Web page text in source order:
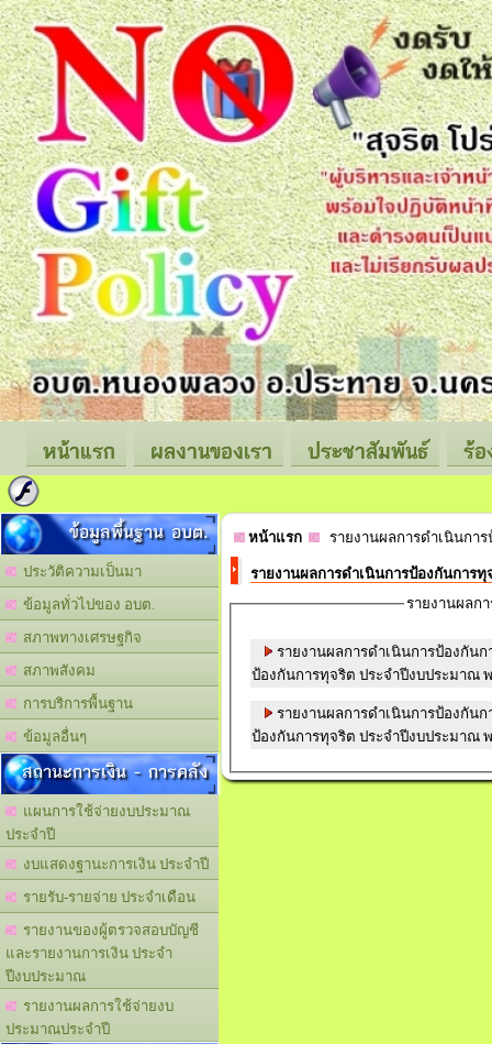
หน้าแรก ผลงานของเรา ประชาสัมพันธ์ ร้
ข้อมูลพื้นฐาน อบต.
ประวัติความเป็นมา
ข้อมูลทั่วไปของ อบต.
สภาพทางเศรษฐกิจ
สภาพสังคม
การบริการพื้นฐาน
ข้อมูลอื่นๆ
สถานะการเงิน - การคลัง
แผนการใช้จ่ายงบประมาณ
ประจำปี
งบแสดงฐานะการเงิน ประจำปี
รายรับ-รายจ่าย ประจำเดือน
รายงานของผู้ตรวจสอบบัญชี
และรายงานการเงิน ประจำ
ปีงบประมาณ
รายงานผลการใช้จ่ายงบ
ประมาณประจำปี
หน้าแรก รายงานผลการดำเนินกา
รายงานผลการดำเนินการป้องกันการทุ
รายงานผลก
รายงานผลการดำเนินการป้องกัน
ป้องกันการทุจริต ประจำปีงบประมาณ
รายงานผลการดำเนินการป้องกัน
ป้องกันการทุจริต ประจำปีงบประมาณ